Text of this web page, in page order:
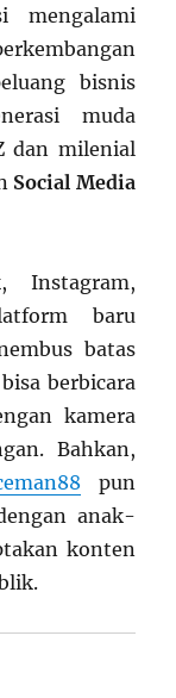
mengalami
bisnis
muda
dan milenial
Social Media
Instagram,
baru
batas
berbicara
kamera
Bahkan,
pun
anak-
konten